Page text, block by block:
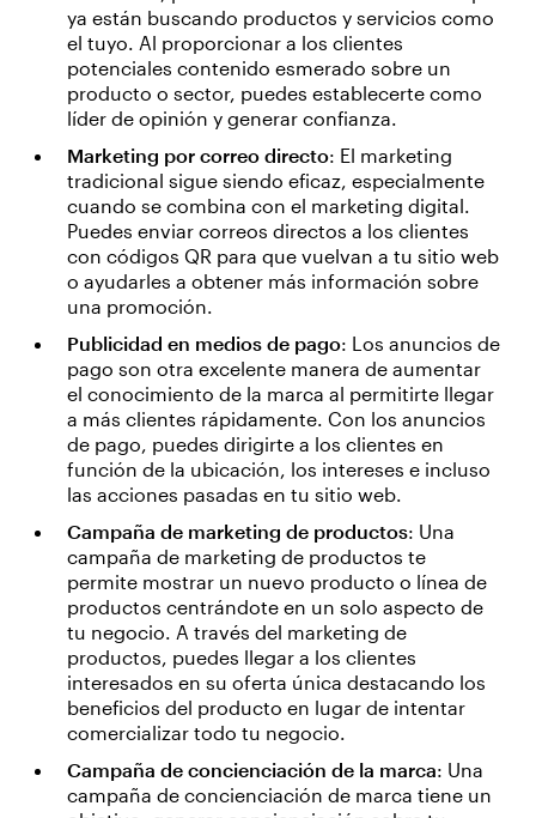
ya están buscando productos y servicios como
el tuyo. Al proporcionar a los clientes
potenciales contenido esmerado sobre un
producto o sector, puedes establecerte como
líder de opinión y generar confianza.
Marketing por correo directo: El marketing
tradicional sigue siendo eficaz, especialmente
cuando se combina con el marketing digital.
Puedes enviar correos directos a los clientes
con códigos QR para que vuelvan a tu sitio web
o ayudarles a obtener más información sobre
una promoción.
Publicidad en medios de pago: Los anuncios de
pago son otra excelente manera de aumentar
el conocimiento de la marca al permitirte llegar
a más clientes rápidamente. Con los anuncios
de pago, puedes dirigirte a los clientes en
función de la ubicación, los intereses e incluso
las acciones pasadas en tu sitio web.
Campaña de marketing de productos: Una
campaña de marketing de productos te
permite mostrar un nuevo producto o línea de
productos centrándote en un solo aspecto de
tu negocio. A través del marketing de
productos, puedes llegar a los clientes
interesados en su oferta única destacando los
beneficios del producto en lugar de intentar
comercializar todo tu negocio.
Campaña de concienciación de la marca: Una
campaña de concienciación de marca tiene un